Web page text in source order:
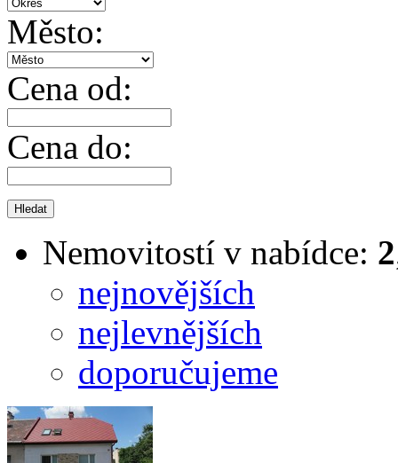
Město:
Cena od:
Cena do:
Nemovitostí v nabídce: 2
nejnovějších
nejlevnějších
doporučujeme